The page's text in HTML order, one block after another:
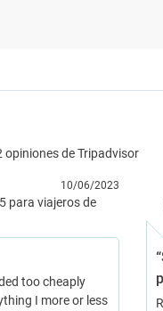
opiniones de Tripadvisor
10/06/2023
too cheaply
I more or less